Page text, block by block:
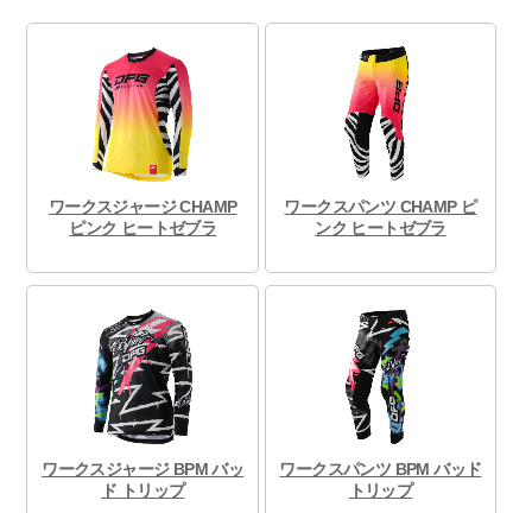
ワークスジャージ CHAMP
ピンク ヒートゼブラ
ワークスパンツ CHAMP ピ
ンク ヒートゼブラ
ワークスジャージ BPM バッ
ド トリップ
ワークスパンツ BPM バッド
トリップ